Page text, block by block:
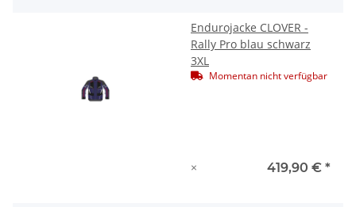
Endurojacke CLOVER -
Rally Pro blau schwarz
3XL
Momentan nicht verfügbar
× 419,90 € *